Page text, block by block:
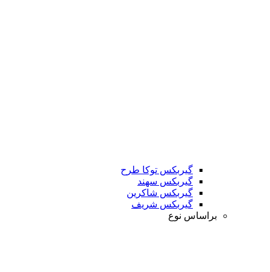
گیربکس توکا طرح
گیربکس سهند
گیربکس شاکرین
گیربکس شریف
براساس نوع